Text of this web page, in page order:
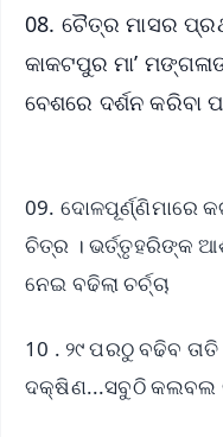
08. ଚୈତ୍ର ମାସର
କାକଟପୁର ମା’
ବେଶରେ ଦର୍ଶନ କରିବା
09. ଦୋଳପୂର୍ଣ୍ଣିମାରେ
ଚିତ୍ର । ଭର୍ତ୍ତୃହରିଙ୍କ
ନେଇ ବଢିଲା ଚର୍ଚ୍ଚା
10 . ୨୯ ପରଠୁ ବଢିବ
ଦକ୍ଷିଣ...ସବୁଠି କଲବଲ